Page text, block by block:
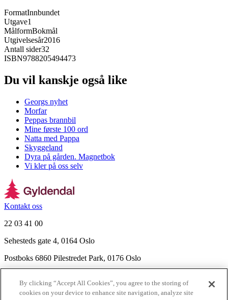
FormatInnbundet
Utgave1
MålformBokmål
Utgivelsesår2016
Antall sider32
ISBN9788205494473
Du vil kanskje også like
Georgs nyhet
Morfar
Peppas brannbil
Mine første 100 ord
Natta med Pappa
Skyggeland
Dyra på gården. Magnetbok
Vi kler på oss selv
Kontakt oss
22 03 41 00
Sehesteds gate 4, 0164 Oslo
Postboks 6860 Pilestredet Park, 0176 Oslo
Nyhetsbrev
By clicking “Accept All Cookies”, you agree to the storing of
cookies on your device to enhance site navigation, analyze site